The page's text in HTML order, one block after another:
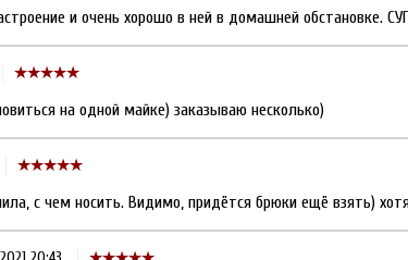
и очень хорошо в ней в домашней обстановке.
на одной майке) заказываю несколько)
с чем носить. Видимо, придётся брюки ещё взять)